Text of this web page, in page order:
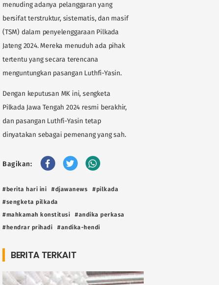
menuding adanya pelanggaran yang
bersifat terstruktur, sistematis, dan masif
(TSM) dalam penyelenggaraan Pilkada
Jateng 2024. Mereka menuduh ada pihak
tertentu yang secara terencana
menguntungkan pasangan Luthfi-Yasin.
Dengan keputusan MK ini, sengketa
Pilkada Jawa Tengah 2024 resmi berakhir,
dan pasangan Luthfi-Yasin tetap
dinyatakan sebagai pemenang yang sah.
Bagikan:
#berita hari ini #djawanews
#pilkada
#sengketa pilkada
#mahkamah konstitusi
#andika perkasa
#hendrar prihadi
#andika-hendi
BERITA TERKAIT